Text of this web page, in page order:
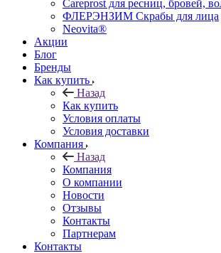
Careprost для ресниц, бровей,
ФЛЕРЭНЗИМ Скрабы для лица
Neovita®
Акции
Блог
Бренды
Как купить
Назад
Как купить
Условия оплаты
Условия доставки
Компания
Назад
Компания
О компании
Новости
Отзывы
Контакты
Партнерам
Контакты